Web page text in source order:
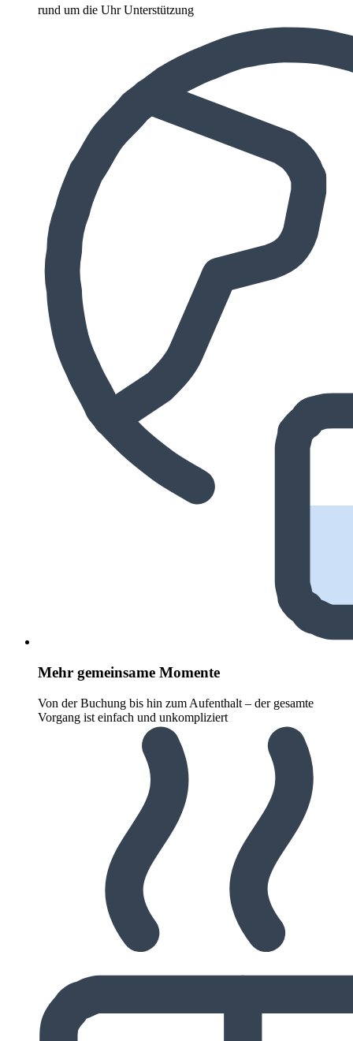
rund um die Uhr Unterstützung
Mehr gemeinsame Momente
Von der Buchung bis hin zum Aufenthalt – der gesamte
Vorgang ist einfach und unkompliziert